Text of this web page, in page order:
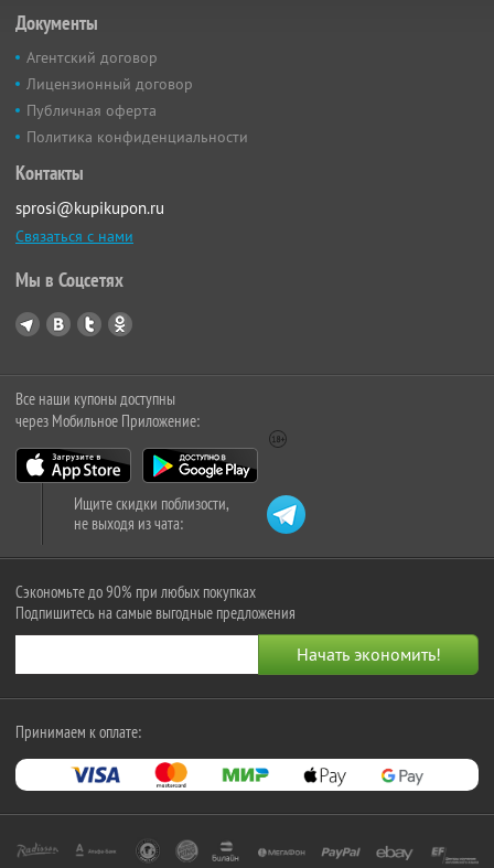
Документы
Агентский договор
Лицензионный договор
Публичная оферта
Политика конфиденциальности
Контакты
sprosi@kupikupon.ru
Связаться с нами
Мы в Соцсетях
Все наши купоны доступны
через Мобильное Приложение:
Ищите скидки поблизости,
не выходя из чата:
Сэкономьте до 90% при любых покупках
Подпишитесь на самые выгодные предложения
Принимаем к оплате: